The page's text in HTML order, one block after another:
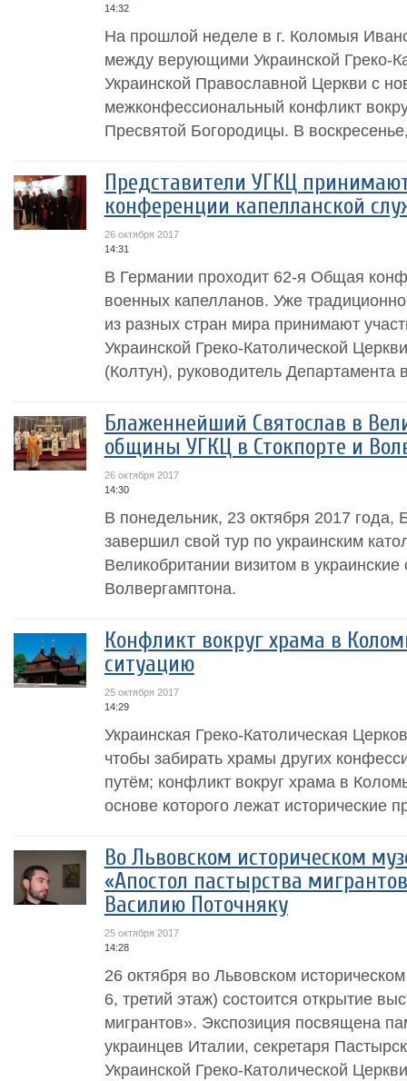
14:32
На прошлой неделе в г. Коломыя
между верующими Украинской Греко-
Украинской Православной Церкви с
межконфессиональный конфликт
Пресвятой Богородицы. В
Представители УГКЦ
конференции капелланской
26 октября 2017
14:31
В Германии проходит 62-я Общая
военных капелланов. Уже
из разных стран мира принимают
Украинской Греко-Католической
(Колтун), руководитель Департамента
Блаженнейший Святослав в
общины УГКЦ в Стокпорте и
26 октября 2017
14:30
В понедельник, 23 октября 2017
завершил свой тур по украинским
Великобритании визитом в
Волвергамптона.
Конфликт вокруг храма в
ситуацию
25 октября 2017
14:29
Украинская Греко-Католическая
чтобы забирать храмы других
путём; конфликт вокруг храма в
основе которого лежат исторические
Во Львовском историческом
«Апостол пастырства
Василию Поточняку
25 октября 2017
14:28
26 октября во Львовском
6, третий этаж) состоится открытие
мигрантов». Экспозиция посвящена
украинцев Италии, секретаря
Украинской Греко-Католической